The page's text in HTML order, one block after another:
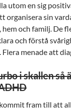
utom en sig
organisera sin
och familj. De
och förstå
menade att
i skallen så
fram till att